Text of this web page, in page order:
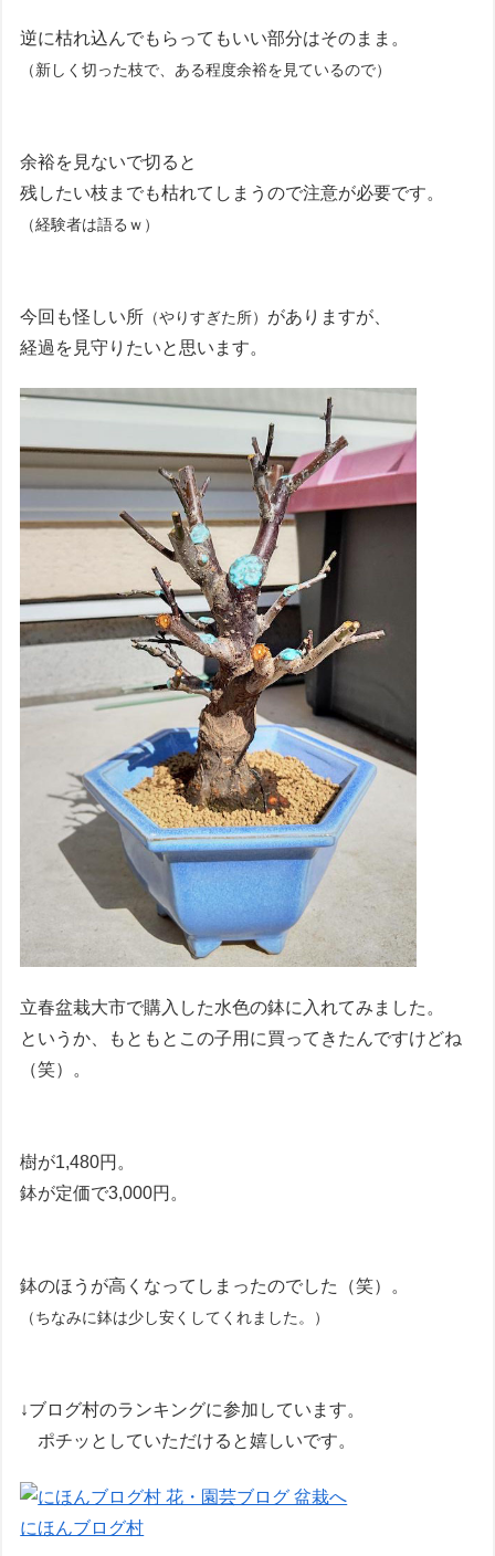
逆に枯れ込んでもらってもいい部分はそのまま。
（新しく切った枝で、ある程度余裕を見ているので）
余裕を見ないで切ると
残したい枝までも枯れてしまうので注意が必要です。
（経験者は語るｗ）
今回も怪しい所 （やりすぎた所） がありますが、
経過を見守りたいと思います。
立春盆栽大市で購入した水色の鉢に入れてみました。
というか、もともとこの子用に買ってきたんですけどね
（笑）。
樹が1,480円。
鉢が定価で3,000円。
鉢のほうが高くなってしまったのでした（笑）。
（ちなみに鉢は少し安くしてくれました。）
↓ブログ村のランキングに参加しています。
ポチッとしていただけると嬉しいです。
にほんブログ村